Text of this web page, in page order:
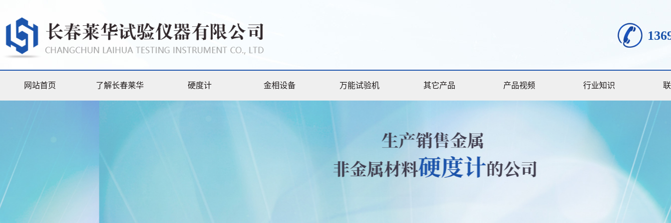
网站首页 了解长春莱华 硬度计 金相设备 万能试验机 其它产品 产品视频 行业知识